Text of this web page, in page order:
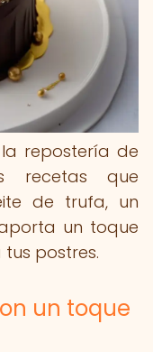
repostería de
recetas que
de trufa, un
un toque
postres.
un toque